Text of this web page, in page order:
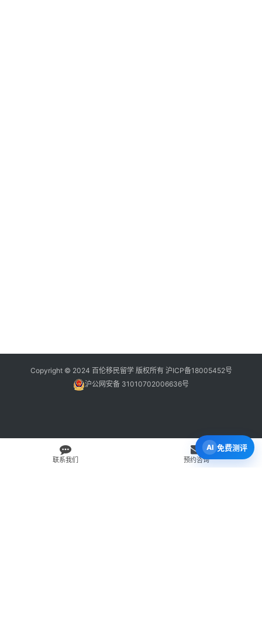
Copyright © 2024 百伦移民留学 版权所有 沪ICP备18005452号
沪公网安备 31010702006636号
联系我们 预约咨询
免费测评